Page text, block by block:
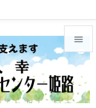


メニュ
